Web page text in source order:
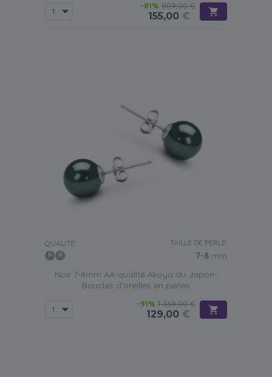
-81% 809,00 €
155,00 €
QUALITÉ: TAILLE DE PERLE:
7-8 mm
Noir 7-8mm AA-qualité Akoya du Japon-
Boucles d'oreilles en perles
-91% 1 369,00 €
129,00 €